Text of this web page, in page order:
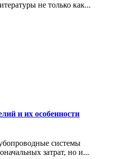
не только как...
и их особенности
системы
затрат, но и...